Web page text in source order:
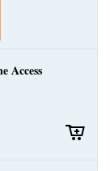
Access